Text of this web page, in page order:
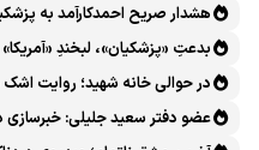
هشدار صریح احمدکارآمد به
بدعتِ «پزشکیان»، لبخندِ
قانون‌گریزی در روز روشن!
در حوالی خانه شهید؛ روایت
عضو دفتر سعید جلیلی: خبرسازی